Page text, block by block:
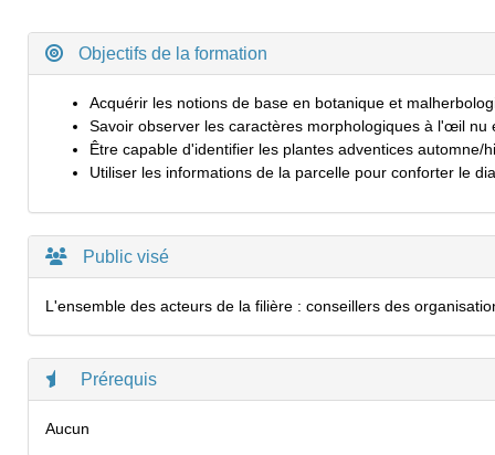
Objectifs de la formation
Acquérir les notions de base en botanique et
Savoir observer les caractères morphologiques à l'œil nu
Être capable d'identifier les plantes adventices automne/
Utiliser les informations de la parcelle pour conforter le
Public visé
L'ensemble des acteurs de la filière : conseillers des
Prérequis
Aucun